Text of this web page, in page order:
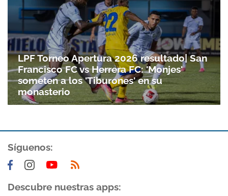
LPF Torneo Apertura 2026 resultado| San
Francisco FC vs Herrera FC: 'Monjes'
someten a los 'Tiburones' en su
monasterio
Síguenos:
Descubre nuestras apps: